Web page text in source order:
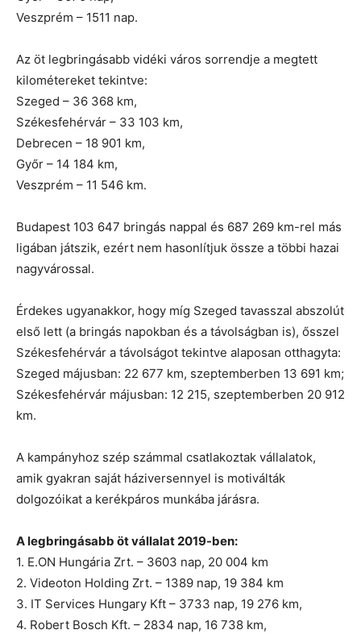
Veszprém – 1511 nap.
Az öt legbringásabb vidéki város sorrendje a megtett
kilométereket tekintve:
Szeged – 36 368 km,
Székesfehérvár – 33 103 km,
Debrecen – 18 901 km,
Győr – 14 184 km,
Veszprém – 11 546 km.
Budapest 103 647 bringás nappal és 687 269 km-rel más
ligában játszik, ezért nem hasonlítjuk össze a többi hazai
nagyvárossal.
Érdekes ugyanakkor, hogy míg Szeged tavasszal abszolút
első lett (a bringás napokban és a távolságban is), ősszel
Székesfehérvár a távolságot tekintve alaposan otthagyta:
Szeged májusban: 22 677 km, szeptemberben 13 691 km;
Székesfehérvár májusban: 12 215, szeptemberben 20 912
km.
A kampányhoz szép számmal csatlakoztak vállalatok,
amik gyakran saját háziversennyel is motiválták
dolgozóikat a kerékpáros munkába járásra.
A legbringásabb öt vállalat 2019-ben:
1. E.ON Hungária Zrt. – 3603 nap, 20 004 km
2. Videoton Holding Zrt. – 1389 nap, 19 384 km
3. IT Services Hungary Kft – 3733 nap, 19 276 km,
4. Robert Bosch Kft. – 2834 nap, 16 738 km,